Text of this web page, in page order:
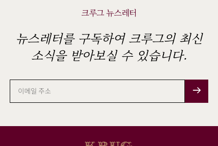
크루그 뉴스레터
뉴스레터를 구독하여 크루그의 최신
소식을 받아보실 수 있습니다.
이
메
일
주
소